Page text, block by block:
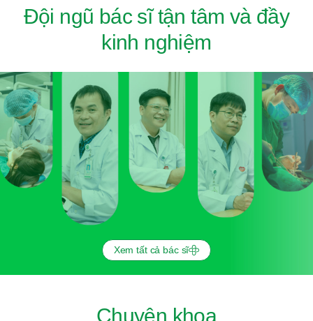
Đội ngũ bác sĩ tận tâm và đầy
kinh nghiệm
Xem tất cả bác sĩ
Chuyên khoa